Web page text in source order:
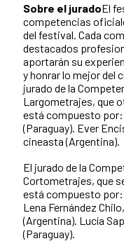
Sobre el juradoEl
competencias
del festival. Cada
destacados
aportarán su
y honrar lo mejor del
jurado de la
Largometrajes, que
está compuesto
(Paraguay). Ever
cineasta (Argentina).
El jurado de la
Cortometrajes, que
está compuesto por:
Lena Fernández
(Argentina). Lucía
(Paraguay).